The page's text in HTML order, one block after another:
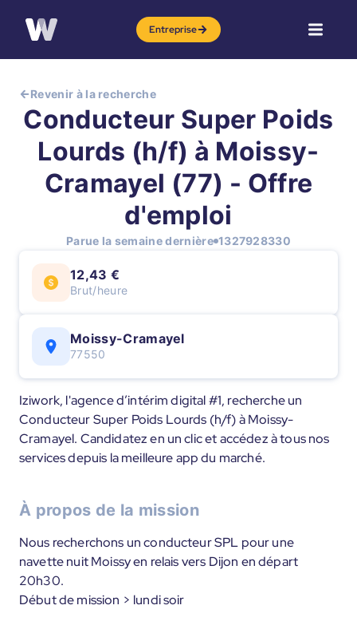
Entreprise
Revenir à la recherche
Conducteur Super Poids
Lourds (h/f) à Moissy-
Cramayel (77) - Offre
d'emploi
Parue la semaine dernière 1327928330
12,43 €
Brut/heure
Moissy-Cramayel
77550
Iziwork, l'agence d’intérim digital #1, recherche un
Conducteur Super Poids Lourds (h/f) à Moissy-
Cramayel. Candidatez en un clic et accédez à tous nos
services depuis la meilleure app du marché.
À propos de la mission
Nous recherchons un conducteur SPL pour une
navette nuit Moissy en relais vers Dijon en départ
20h30.
Début de mission > lundi soir